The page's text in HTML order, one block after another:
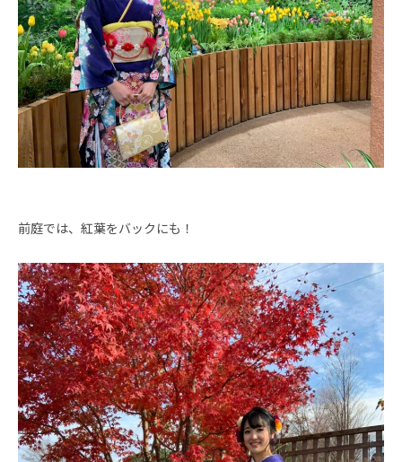
前庭では、紅葉をバックにも！